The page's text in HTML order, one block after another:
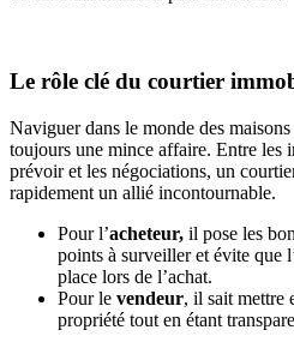
Le rôle clé du courtier
Naviguer dans le monde des maisons
toujours une mince affaire. Entre les
prévoir et les négociations, un
rapidement un allié incontournable.
Pour l’acheteur, il pose les
points à surveiller et évite que
place lors de l’achat.
Pour le vendeur, il sait mettre
propriété tout en étant